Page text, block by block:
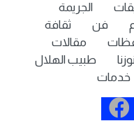
الجريمة
فن
ثقافة
مقالات
طبيب الهلال
خدمات